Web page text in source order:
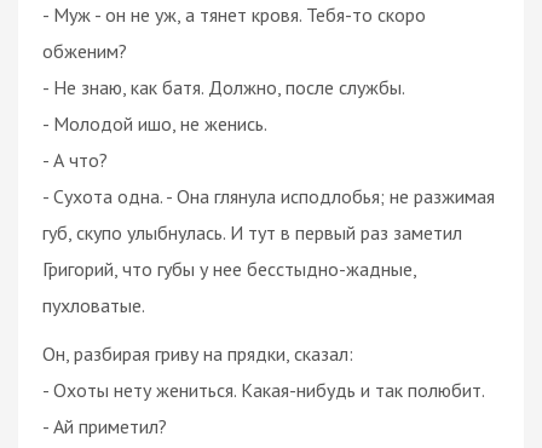
- Муж - он не уж, а тянет кровя. Тебя-то скоро
обженим?
- Не знаю, как батя. Должно, после службы.
- Молодой ишо, не женись.
- А что?
- Сухота одна. - Она глянула исподлобья; не разжимая
губ, скупо улыбнулась. И тут в первый раз заметил
Григорий, что губы у нее бесстыдно-жадные,
пухловатые.
Он, разбирая гриву на прядки, сказал:
- Охоты нету жениться. Какая-нибудь и так полюбит.
- Ай приметил?